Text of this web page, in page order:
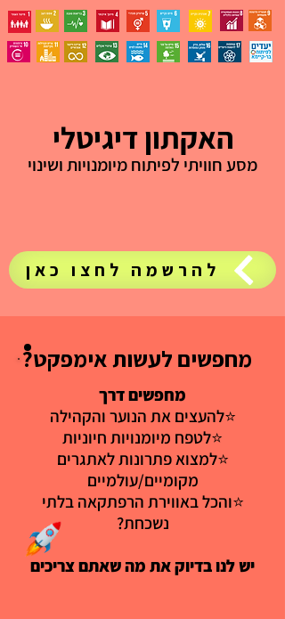
האקתון דיגיטלי
מסע חוויתי לפיתוח מיומנויות ושינוי
להרשמה לחצו כאן
מחפשים דרך
⭐להעצים את הנוער והקהילה
⭐לטפח מיומנויות חיוניות
⭐למצוא פתרונות לאתגרים
מקומיים/עולמיים
⭐והכל באווירת הרפתקאה בלתי
נשכחת?
יש לנו בדיוק את מה שאתם צריכים
?מחפשים לעשות אימפקט
?מחפשים לעשות אימפקט